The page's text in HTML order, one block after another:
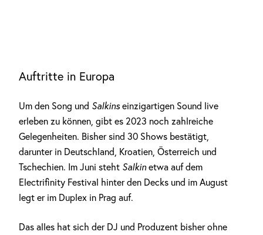
Auftritte in Europa
Um den Song und Salkinseinzigartigen Sound live
erleben zu können, gibt es 2023 noch zahlreiche
Gelegenheiten. Bisher sind 30 Shows bestätigt,
darunter in Deutschland, Kroatien, Österreich und
Tschechien. Im Juni steht Salkinetwa auf dem
Electrifinity Festival hinter den Decks und im August
legt er im Duplex in Prag auf.
Das alles hat sich der DJ und Produzent bisher ohne